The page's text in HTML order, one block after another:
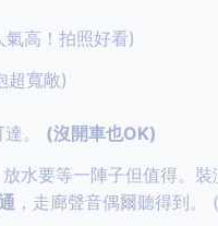
高！拍照好看)
超寬敞)
。 (沒開車也OK)
放水要等一陣子但值得。
，走廊聲音偶爾聽得到。